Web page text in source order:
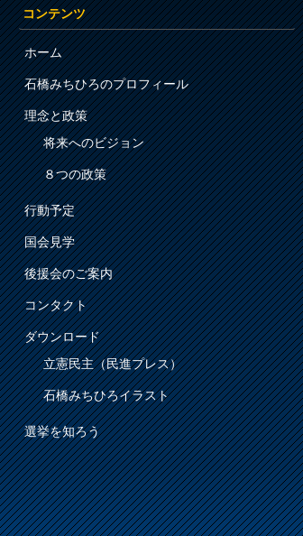
コンテンツ
ホーム
石橋みちひろのプロフィール
理念と政策
将来へのビジョン
８つの政策
行動予定
国会見学
後援会のご案内
コンタクト
ダウンロード
立憲民主（民進プレス）
石橋みちひろイラスト
選挙を知ろう